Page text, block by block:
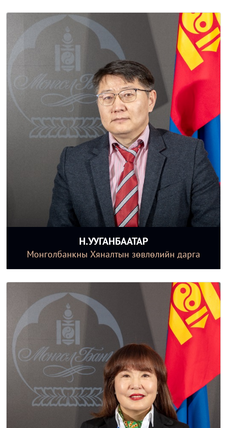
Н.УУГАНБААТАР
Монголбанкны Хяналтын зөвлөлийн дарга